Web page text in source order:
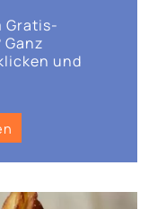
Gratis-
Ganz
und